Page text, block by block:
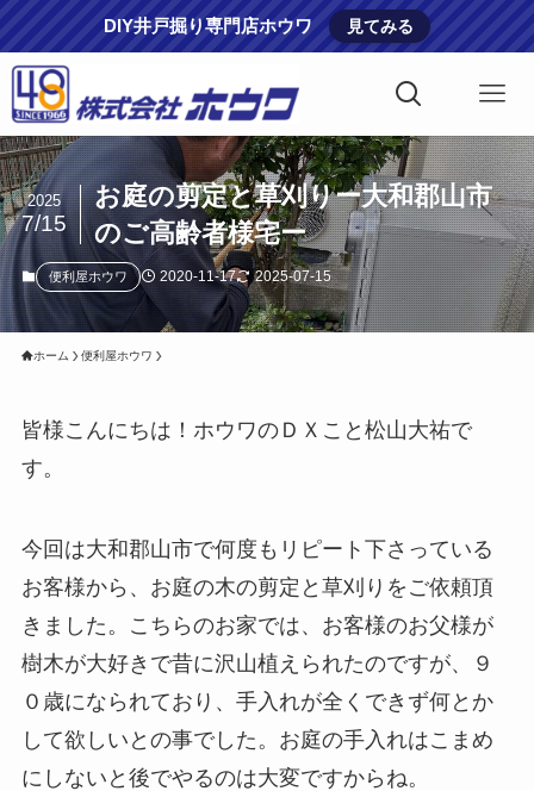
DIY井戸掘り専門店ホウワ 見てみる
お庭の剪定と草刈りー大和郡山市
のご高齢者様宅ー
2025
7/15
便利屋ホウワ 2020-11-17 2025-07-15
ホーム 便利屋ホウワ
皆様こんにちは！ホウワのＤＸこと松山大祐で
す。
今回は大和郡山市で何度もリピート下さっている
お客様から、お庭の木の剪定と草刈りをご依頼頂
きました。こちらのお家では、お客様のお父様が
樹木が大好きで昔に沢山植えられたのですが、９
０歳になられており、手入れが全くできず何とか
して欲しいとの事でした。お庭の手入れはこまめ
にしないと後でやるのは大変ですからね。